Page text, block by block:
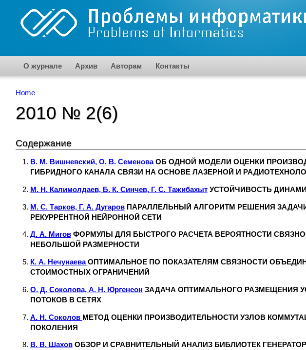
О журнале Архив Авторам Контакты
You are here
Home
2010 № 2(6)
Содержание
В. М. Вишневский, О. В. СеменоваОБ ОДНОЙ МОДЕЛИ ОЦЕНКИ
ГИБРИДНОГО КАНАЛА СВЯЗИ НА ОСНОВЕ ЛАЗЕРНОЙ И
М. Н. Калимолдаев, Б. К. Синчев, Г. С. ТажибахытУСТОЙЧИВОСТЬ
М. С. Тарков, Г. А. ДугаровПАРАЛЛЕЛЬНЫЙ АЛГОРИТМ РЕШЕНИЯ
РЕКУРРЕНТНОЙ НЕЙРОННОЙ СЕТИ
Д. А. МиговФОРМУЛЫ ДЛЯ БЫСТРОГО РАСЧЕТА ВЕРОЯТНОСТИ
НЕБОЛЬШОЙ РАЗМЕРНОСТИ
К. А. НечунаеваОПТИМАЛЬНОЕ ПО ПОКАЗАТЕЛЯМ СВЯЗНОСТИ
СТОИМОСТНЫХ ОГРАНИЧЕНИЙ
О. Д. Соколова, А. Н. Юргенсон ЗАДАЧА ОПТИМАЛЬНОГО РАЗМЕЩЕНИЯ
ПОТОКОВ В СЕТЯХ
А. Н. Соколов МЕТОД ОЦЕНКИ ПРОИЗВОДИТЕЛЬНОСТИ УЗЛОВ
ПОКОЛЕНИЯ
В. В. ШаховОБЗОР И СРАВНИТЕЛЬНЫЙ АНАЛИЗ БИБЛИОТЕК